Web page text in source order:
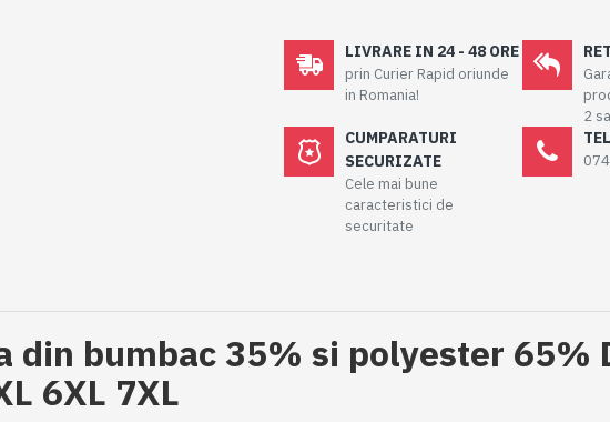
LIVRARE IN 24 - 48 ORE
prin Curier Rapid oriunde
in Romania!
2
CUMPARATURI
SECURIZATE
Cele mai bune
caracteristici de
securitate
din bumbac 35% si polyester 65%
6XL 7XL